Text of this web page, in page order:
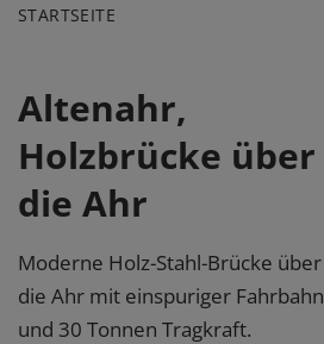
STARTSEITE
Altenahr,
Holzbrücke über
die Ahr
Moderne Holz-Stahl-Brücke über
die Ahr mit einspuriger Fahrbahn
und 30 Tonnen Tragkraft.